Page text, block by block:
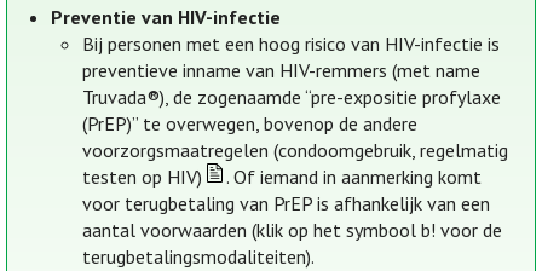
Preventie van HIV-infectie
Bij personen met een hoog risico van HIV-infectie is
preventieve inname van HIV-remmers (met name
Truvada®), de zogenaamde “pre-expositie profylaxe
(PrEP)” te overwegen, bovenop de andere
voorzorgsmaatregelen (condoomgebruik, regelmatig
testen op HIV)
. Of iemand in aanmerking komt
voor terugbetaling van PrEP is afhankelijk van een
aantal voorwaarden (klik op het symbool b! voor de
terugbetalingsmodaliteiten).